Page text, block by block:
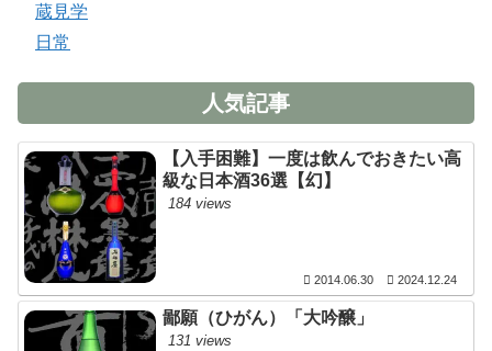
蔵見学
日常
人気記事
【入手困難】一度は飲んでおきたい高
級な日本酒36選【幻】
184 views
2014.06.30 2024.12.24
鄙願（ひがん）「大吟醸」
131 views